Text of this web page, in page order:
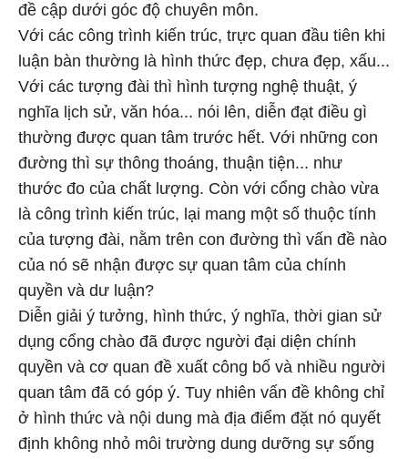
đề cập dưới góc độ chuyên môn.
Với các công trình kiến trúc, trực quan đầu tiên khi
luận bàn thường là hình thức đẹp, chưa đẹp, xấu...
Với các tượng đài thì hình tượng nghệ thuật, ý
nghĩa lịch sử, văn hóa... nói lên, diễn đạt điều gì
thường được quan tâm trước hết. Với những con
đường thì sự thông thoáng, thuận tiện... như
thước đo của chất lượng. Còn với cổng chào vừa
là công trình kiến trúc, lại mang một số thuộc tính
của tượng đài, nằm trên con đường thì vấn đề nào
của nó sẽ nhận được sự quan tâm của chính
quyền và dư luận?
Diễn giải ý tưởng, hình thức, ý nghĩa, thời gian sử
dụng cổng chào đã được người đại diện chính
quyền và cơ quan đề xuất công bố và nhiều người
quan tâm đã có góp ý. Tuy nhiên vấn đề không chỉ
ở hình thức và nội dung mà địa điểm đặt nó quyết
định không nhỏ môi trường dung dưỡng sự sống